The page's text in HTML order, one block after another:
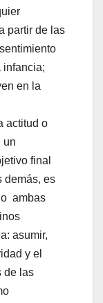
partir de las
infancia;
en la
actitud o
un
final
demás, es
o ambas
asumir,
y el
de las